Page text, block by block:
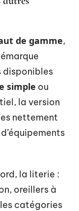
de gamme,
disponibles
simple ou
la version
nettement
la literie :
oreillers à
les catégories